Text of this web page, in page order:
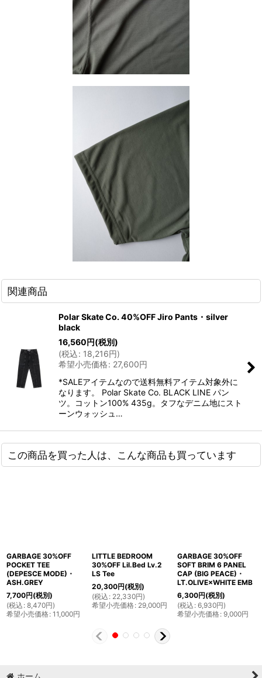
関連商品
Polar Skate Co. 40%OFF Jiro Pants・silver
black
16,560円(税別)
(税込: 18,216円)
希望小売価格: 27,600円
*SALEアイテムなので送料無料アイテム対象外に
なります。 Polar Skate Co. BLACK LINE パン
ツ。コットン100% 435g。タフなデニム地にスト
ーンウォッシュ…
この商品を買った人は、こんな商品も買っています
GARBAGE 30%OFF
POCKET TEE
(DEPESCE MODE)・
ASH.GREY
7,700円(税別)
(税込 : 8,470円)
希望小売価格: 11,000円
LITTLE BEDROOM
30%OFF Lil.Bed Lv.2
LS Tee
20,300円(税別)
(税込 : 22,330円)
希望小売価格: 29,000円
GARBAGE 30%OFF
SOFT BRIM 6 PANEL
CAP (BIG PEACE)・
LT.OLIVE×WHITE EMB
6,300円(税別)
(税込 : 6,930円)
希望小売価格: 9,000円
ホーム